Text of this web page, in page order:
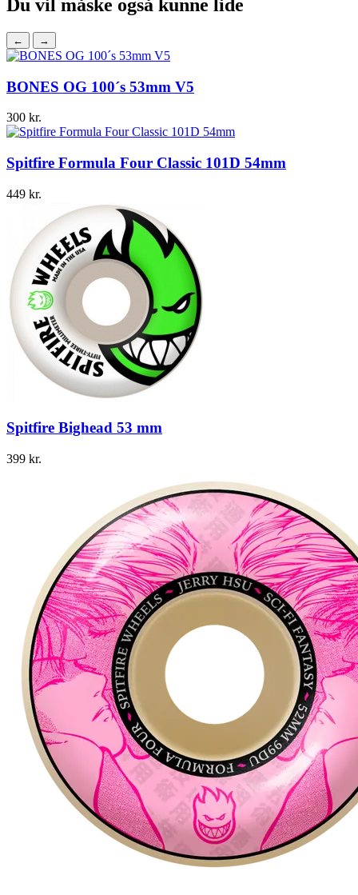
Du vil måske også kunne lide
← →
BONES OG 100´s 53mm V5
300 kr.
Spitfire Formula Four Classic 101D 54mm
449 kr.
Spitfire Bighead 53 mm
399 kr.